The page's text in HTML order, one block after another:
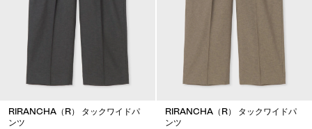
RIRANCHA（R） タックワイドパ
ンツ
RIRANCHA（R） タックワイドパ
ンツ